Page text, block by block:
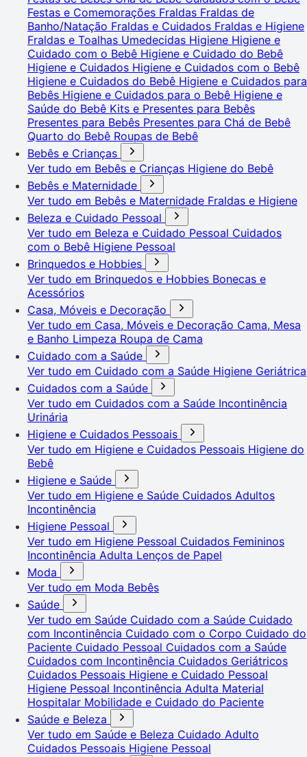
Festas e Comemorações Fraldas Fraldas de
Banho/Natação Fraldas e Cuidados Fraldas e Higiene
Fraldas e Toalhas Umedecidas Higiene Higiene e
Cuidado com o Bebê Higiene e Cuidado do Bebê
Higiene e Cuidados Higiene e Cuidados com o Bebê
Higiene e Cuidados do Bebê Higiene e Cuidados para
Bebês Higiene e Cuidados para o Bebê Higiene e
Saúde do Bebê Kits e Presentes para Bebês
Presentes para Bebês Presentes para Chá de Bebê
Quarto do Bebê Roupas de Bebê
Bebês e Crianças
Ver tudo em Bebês e Crianças Higiene do Bebê
Bebês e Maternidade
Ver tudo em Bebês e Maternidade Fraldas e Higiene
Beleza e Cuidado Pessoal
Ver tudo em Beleza e Cuidado Pessoal Cuidados
com o Bebê Higiene Pessoal
Brinquedos e Hobbies
Ver tudo em Brinquedos e Hobbies Bonecas e
Acessórios
Casa, Móveis e Decoração
Ver tudo em Casa, Móveis e Decoração Cama, Mesa
e Banho Limpeza Roupa de Cama
Cuidado com a Saúde
Ver tudo em Cuidado com a Saúde Higiene Geriátrica
Cuidados com a Saúde
Ver tudo em Cuidados com a Saúde Incontinência
Urinária
Higiene e Cuidados Pessoais
Ver tudo em Higiene e Cuidados Pessoais Higiene do
Bebê
Higiene e Saúde
Ver tudo em Higiene e Saúde Cuidados Adultos
Incontinência
Higiene Pessoal
Ver tudo em Higiene Pessoal Cuidados Femininos
Incontinência Adulta Lenços de Papel
Moda
Ver tudo em Moda Bebês
Saúde
Ver tudo em Saúde Cuidado com a Saúde Cuidado
com Incontinência Cuidado com o Corpo Cuidado do
Paciente Cuidado Pessoal Cuidados com a Saúde
Cuidados com Incontinência Cuidados Geriátricos
Cuidados Pessoais Higiene e Cuidado Pessoal
Higiene Pessoal Incontinência Adulta Material
Hospitalar Mobilidade e Cuidado do Paciente
Saúde e Beleza
Ver tudo em Saúde e Beleza Cuidado Adulto
Cuidados Pessoais Higiene Pessoal